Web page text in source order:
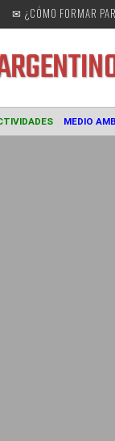
✉ ¿CÓMO FORMAR
ACTIVIDADES